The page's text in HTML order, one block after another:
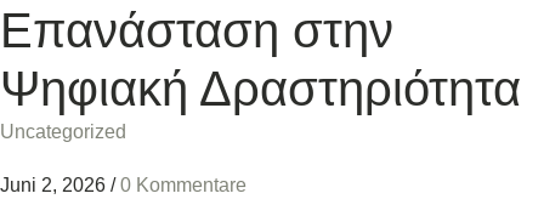
Επανάσταση στην
Ψηφιακή Δραστηριότητα
Uncategorized
Juni 2, 2026 / 0 Kommentare